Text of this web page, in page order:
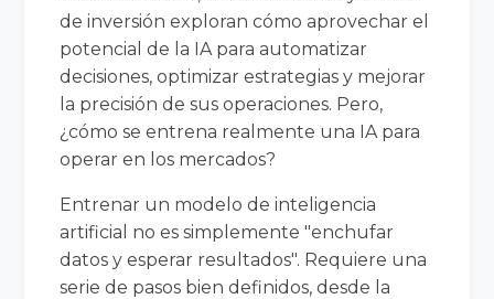
de inversión exploran cómo aprovechar el
potencial de la IA para automatizar
decisiones, optimizar estrategias y mejorar
la precisión de sus operaciones. Pero,
¿cómo se entrena realmente una IA para
operar en los mercados?
Entrenar un modelo de inteligencia
artificial no es simplemente "enchufar
datos y esperar resultados". Requiere una
serie de pasos bien definidos, desde la